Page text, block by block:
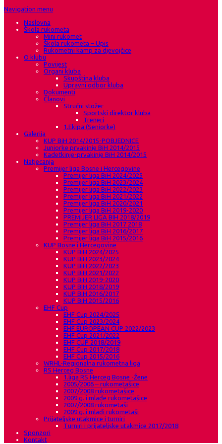
Navigation menu
Naslovna
Škola rukometa
Mini rukomet
Škola rukometa – Upis
Rukometni kamp za djevojčice
O klubu
Povijest
Organi kluba
Skupština kluba
Upravni odbor kluba
Dokumenti
Članovi
Stručni stožer
Sportski direktor kluba
Treneri
1.Ekipa (Seniorke)
Galerija
KUP BiH 2014/2015-POBJEDNICE
Juniorke prvakinje BiH 2014/2015
Kadetkinje-prvakinje BiH 2014/2015
Natjecanja
Premijer liga Bosne i Hercegovine
Premijer liga BiH 2024/2025
Premijer liga BiH 2023/2024
Premijer liga BiH 2022/2023
Premijer liga BiH 2021/2022
Premijer liga BiH 2020/2021
Premijer liga BiH 2019-2020
PREMIJER LIGA BIH 2018/2019
Premijer liga BiH 2017 2018
Premijer liga BiH 2016/2017
Premijer liga BiH 2015/2016
KUP Bosne i Hercegovine
KUP BiH 2024/2025
KUP BiH 2023/2024
KUP BiH 2022/2023
KUP BiH 2021/2022
KUP BiH 2019-2020
KUP BIH 2018/2019
KUP BiH 2016/2017
KUP BiH 2015/2016
EHF Cup
EHF Cup 2024/2025
EHF Cup 2023/2024
EHF EUROPEAN CUP 2022/2023
EHF Cup 2021/2022
EHF CUP 2018/2019
EHF Cup 2017/2018
EHF Cup 2015/2016
WRHL-Regionalna rukometna liga
RS Herceg Bosne
1.liga RS Herceg Bosne -Žene
2005/2006 – rukometašice
2007/2008 rukometašice
2009.g. i mlađe rukometašice
2007/2008 rukometaši
2009.g. i mlađi rukometaši
Prijateljske utakmice i turniri
Turniri i prijateljske utakmice 2017/2018
Sponzori
Kontakt